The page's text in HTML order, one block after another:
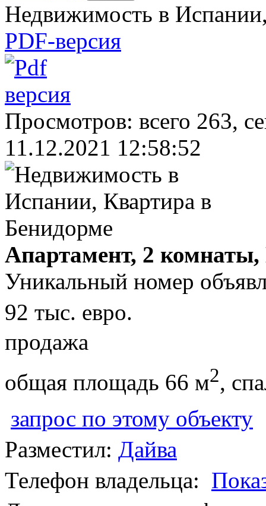
Недвижимость в
PDF-версия
Просмотров: всего 263,
11.12.2021 12:58:52
Апартамент, 2
Уникальный номер
92 тыс. евро.
продажа
общая площадь 66 м2,
запрос по этому объекту
Разместил: Дайва
Телефон владельца: